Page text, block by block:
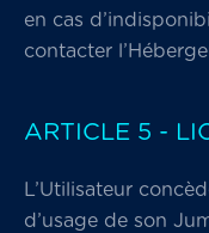
en cas
contacter
ARTICLE 5 -
L’Utilisateur
d’usage de son